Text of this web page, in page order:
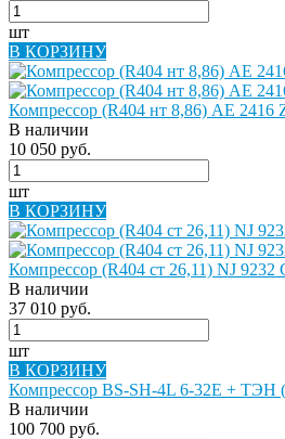
шт
В КОРЗИНУ
Компрессор (R404 нт 8,86) AE
В наличии
10 050 руб.
шт
В КОРЗИНУ
Компрессор (R404 ст 26,11) NJ 9232
В наличии
37 010 руб.
шт
В КОРЗИНУ
Компрессор BS-SH-4L 6-32E + ТЭН
В наличии
100 700 руб.